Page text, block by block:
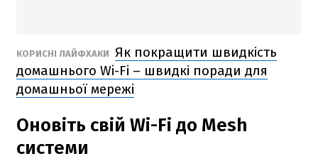
КОРИСНІ ЛАЙФХАКИ
Як покращити швидкість
домашнього Wi-Fi – швидкі поради для
домашньої мережі
Оновіть свій Wi-Fi до Mesh
системи